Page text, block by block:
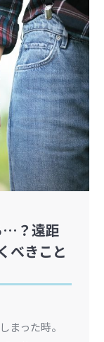
…？遠距
べきこと
まった時。